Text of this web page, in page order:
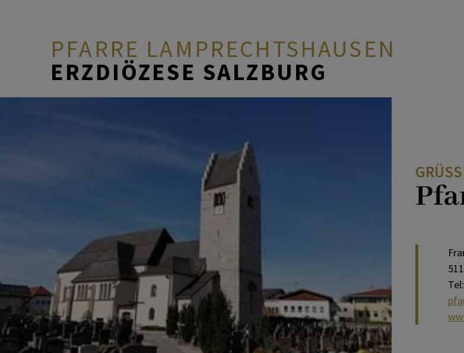
PFARRE LAMPRECHTSHAUSEN
ERZDIÖZESE SALZBURG
GRÜSS
Tel: